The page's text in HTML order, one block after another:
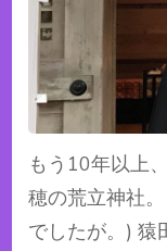
もう10年以上
穂の荒立神社
でしたが。) 猿